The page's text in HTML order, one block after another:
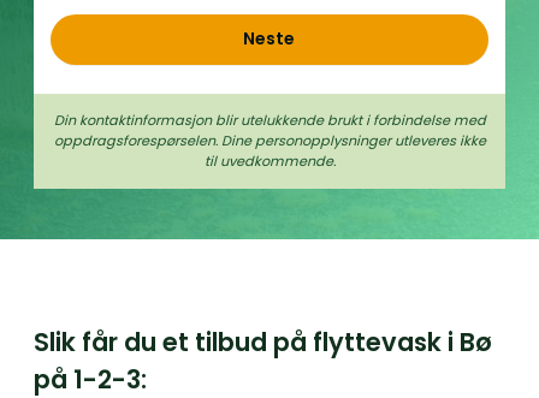
Neste
Din kontaktinformasjon blir utelukkende brukt i forbindelse med
oppdrags­forespørselen. Dine person­­opplysninger utleveres ikke
til uvedkommende.
Slik får du et tilbud på flyttevask i Bø
på 1-2-3: